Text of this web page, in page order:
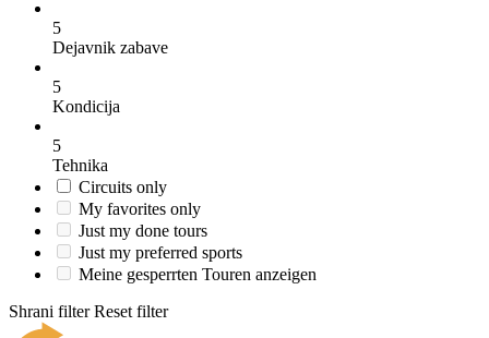
5
Dejavnik zabave
5
Kondicija
5
Tehnika
Circuits only
My favorites only
Just my done tours
Just my preferred sports
Meine gesperrten Touren anzeigen
Shrani filter Reset filter